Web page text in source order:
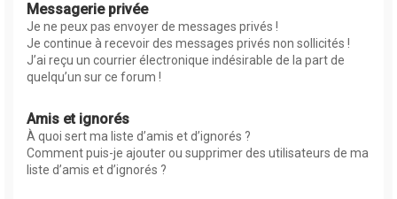
Messagerie privée
Je ne peux pas envoyer de messages privés !
Je continue à recevoir des messages privés non sollicités !
J’ai reçu un courrier électronique indésirable de la part de
quelqu’un sur ce forum !
Amis et ignorés
À quoi sert ma liste d’amis et d’ignorés ?
Comment puis-je ajouter ou supprimer des utilisateurs de ma
liste d’amis et d’ignorés ?